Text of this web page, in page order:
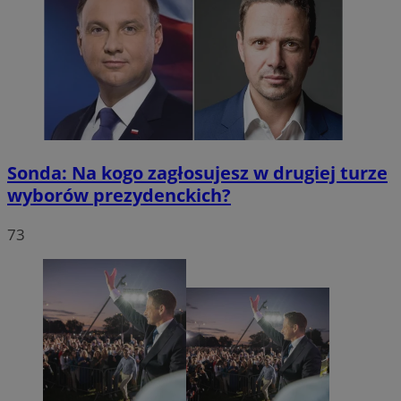
Sonda: Na kogo zagłosujesz w drugiej turze
wyborów prezydenckich?
73